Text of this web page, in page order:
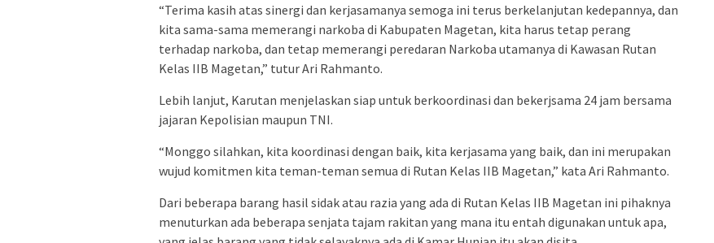
“Terima kasih atas sinergi dan kerjasamanya semoga ini terus berkelanjutan kedepannya, dan
kita sama-sama memerangi narkoba di Kabupaten Magetan, kita harus tetap perang
terhadap narkoba, dan tetap memerangi peredaran Narkoba utamanya di Kawasan Rutan
Kelas IIB Magetan,” tutur Ari Rahmanto.
Lebih lanjut, Karutan menjelaskan siap untuk berkoordinasi dan bekerjsama 24 jam bersama
jajaran Kepolisian maupun TNI.
“Monggo silahkan, kita koordinasi dengan baik, kita kerjasama yang baik, dan ini merupakan
wujud komitmen kita teman-teman semua di Rutan Kelas IIB Magetan,” kata Ari Rahmanto.
Dari beberapa barang hasil sidak atau razia yang ada di Rutan Kelas IIB Magetan ini pihaknya
menuturkan ada beberapa senjata tajam rakitan yang mana itu entah digunakan untuk apa,